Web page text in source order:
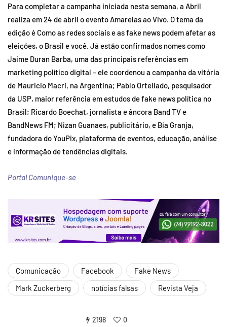
Para completar a campanha iniciada nesta semana, a Abril
realiza em 24 de abril o evento Amarelas ao Vivo. O tema da
edição é Como as redes sociais e as fake news podem afetar as
eleições, o Brasil e você. Já estão confirmados nomes como
Jaime Duran Barba, uma das principais referências em
marketing político digital – ele coordenou a campanha da vitória
de Mauricio Macri, na Argentina; Pablo Ortellado, pesquisador
da USP, maior referência em estudos de fake news política no
Brasil; Ricardo Boechat, jornalista e âncora Band TV e
BandNews FM; Nizan Guanaes, publicitário, e Bia Granja,
fundadora do YouPix, plataforma de eventos, educação, análise
e informação de tendências digitais.
Portal Comunique-se
Comunicação Facebook
Fake News
Mark Zuckerberg
notícias falsas Revista Veja
2198 0